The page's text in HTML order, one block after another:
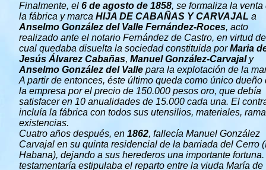
Finalmente, el 6 de agosto de 1858, se formaliza la venta
la fábrica y marca HIJA DE CABAÑAS Y CARVAJAL a
Anselmo González del Valle Fernández-Roces, acto
realizado ante el notario Fernández de Castro, en virtud
cual quedaba disuelta la sociedad constituida porMaria
Jesús Álvarez Cabañas, Manuel González-Carvajaly
Anselmo González del Valle para la explotación de la
A partir de entonces, éste último queda como único dueño
la empresa por el precio de 150.000 pesos oro, que debía
satisfacer en 10 anualidades de 15.000 cada una. El
incluía la fábrica con todos sus utensilios, materiales,
existencias.
Cuatro años después, en 1862, fallecía Manuel González
Carvajal en su quinta residencial de la barriada del Cerro
Habana), dejando a sus herederos una importante fortuna.
testamentaría estipulaba el reparto entre la viuda María de